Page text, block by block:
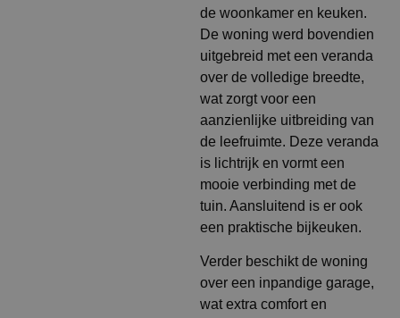
de woonkamer en keuken.
De woning werd bovendien
uitgebreid met een veranda
over de volledige breedte,
wat zorgt voor een
aanzienlijke uitbreiding van
de leefruimte. Deze veranda
is lichtrijk en vormt een
mooie verbinding met de
tuin. Aansluitend is er ook
een praktische bijkeuken.
Verder beschikt de woning
over een inpandige garage,
wat extra comfort en